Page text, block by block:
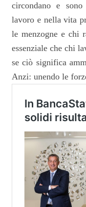
circondano e
lavoro e nella vita
le menzogne e chi
essenziale che chi
se ciò significa
Anzi: unendo le